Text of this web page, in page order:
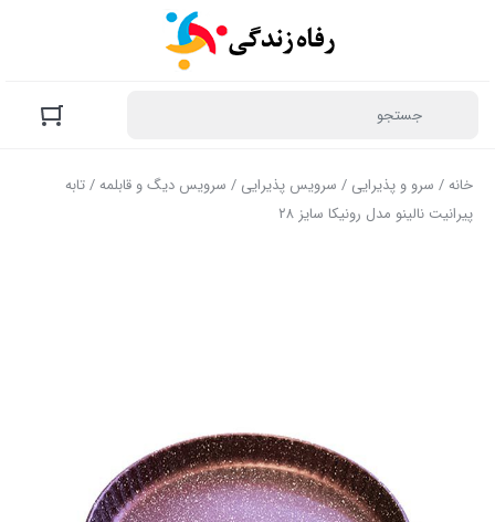
خانه/ سرو و پذیرایی / سرویس پذیرایی / سرویس دیگ و قابلمه/ تابه
پیرانیت نالینو مدل رونیکا سایز ۲۸